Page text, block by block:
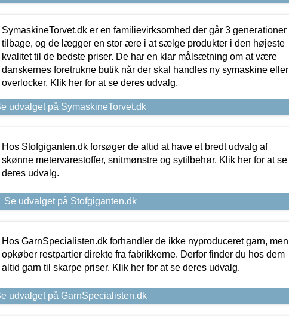
SymaskineTorvet.dk er en familievirksomhed der går 3 generationer
tilbage, og de lægger en stor ære i at sælge produkter i den højeste
kvalitet til de bedste priser. De har en klar målsætning om at være
danskernes foretrukne butik når der skal handles ny symaskine eller
overlocker. Klik her for at se deres udvalg.
udvalget på SymaskineTorvet.dk
Hos Stofgiganten.dk forsøger de altid at have et bredt udvalg af
skønne metervarestoffer, snitmønstre og sytilbehør. Klik her for at se
deres udvalg.
Se udvalget på Stofgiganten.dk
Hos GarnSpecialisten.dk forhandler de ikke nyproduceret garn, men
opkøber restpartier direkte fra fabrikkerne. Derfor finder du hos dem
altid garn til skarpe priser. Klik her for at se deres udvalg.
udvalget på GarnSpecialisten.dk